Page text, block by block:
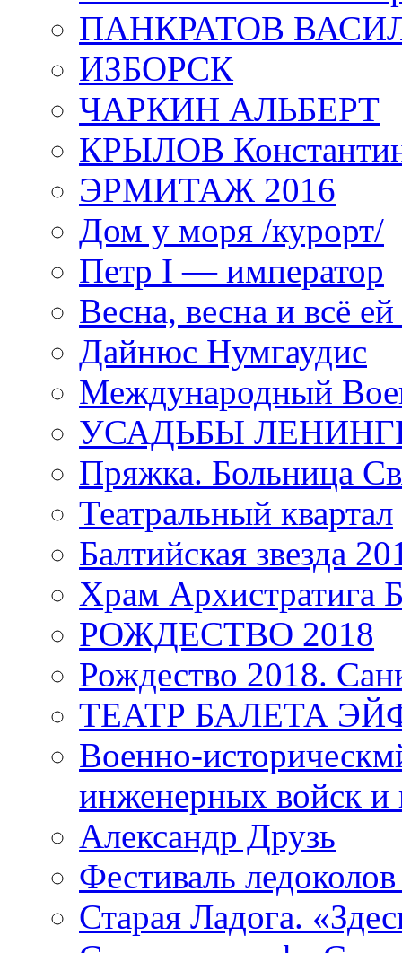
ПАНКРАТОВ
ИЗБОРСК
ЧАРКИН АЛЬБЕРТ
КРЫЛОВ
ЭРМИТАЖ 2016
Дом у моря /курорт/
Петр I — император
Весна, весна и всё
Дайнюс Нумгаудис
Международный
УСАДЬБЫ
Пряжка. Больница
Театральный квартал
Балтийская звезда
Храм
РОЖДЕСТВО 2018
Рождество 2018.
ТЕАТР БАЛЕТА
Военно-
инженерных войск и
Александр Друзь
Фестиваль
Старая Ладога.